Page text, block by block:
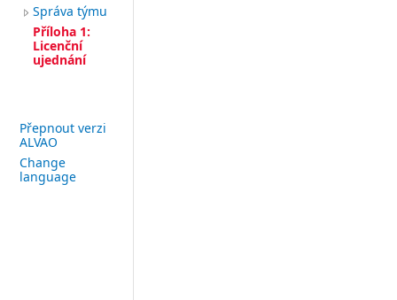
Správa týmu
Příloha 1:
Licenční
ujednání
Přepnout verzi
ALVAO
Change
language